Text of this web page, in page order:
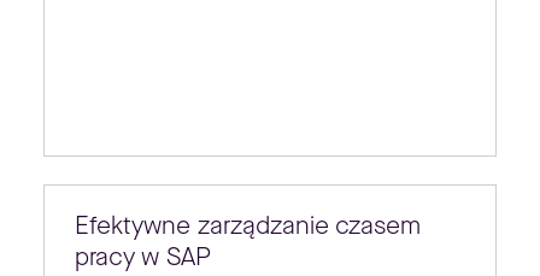
Efektywne zarządzanie czasem
pracy w SAP